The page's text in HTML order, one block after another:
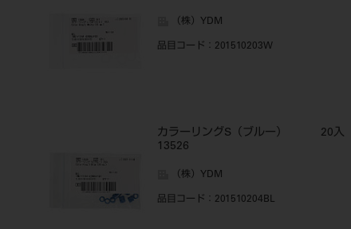
（株）YDM
品目コード ：201510203W
カラーリングS（ブルー） 20入
13526
（株）YDM
品目コード ：201510204BL